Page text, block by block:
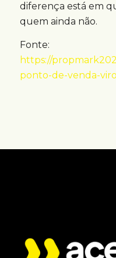
diferença está em
quem ainda não.
Fonte:
https://
ponto-de-venda-